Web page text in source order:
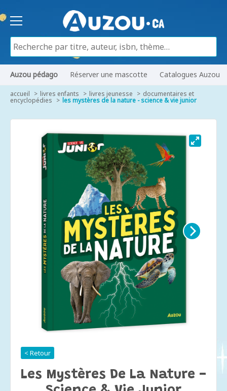
Auzou pédago Réserver une mascotte Catalogues Auzou
accueil livres enfants livres jeunesse documentaires et
encyclopédies les mystères de la nature - science & vie junior
< Retour
Les Mystères De La Nature -